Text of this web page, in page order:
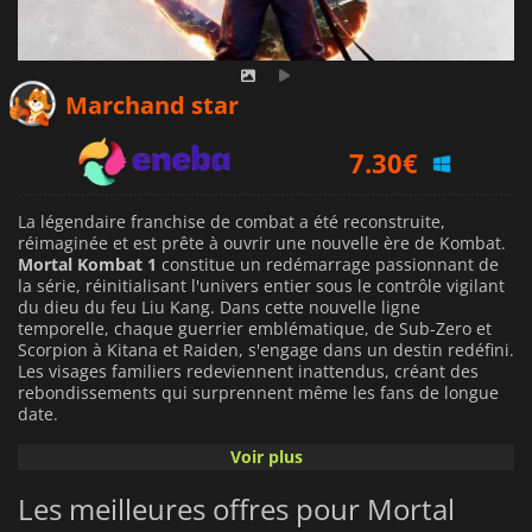
Marchand star
7.30€
14.59€
La légendaire franchise de combat a été reconstruite,
réimaginée et est prête à ouvrir une nouvelle ère de Kombat.
Mortal Kombat 1 constitue un redémarrage passionnant de
la série, réinitialisant l'univers entier sous le contrôle vigilant
du dieu du feu Liu Kang. Dans cette nouvelle ligne
temporelle, chaque guerrier emblématique, de Sub-Zero et
Scorpion à Kitana et Raiden, s'engage dans un destin redéfini.
Les visages familiers redeviennent inattendus, créant des
rebondissements qui surprennent même les fans de longue
date.
Ce nouveau départ apporte bien plus qu'une simple
l'expérience de combat grâce à un moteur de combat raffiné,
plus rapide, plus lourd et plus réactif que jamais.
Voir plus
Les meilleures offres pour Mortal